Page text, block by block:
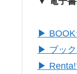
▶
▶ ブッ
▶ Renta!